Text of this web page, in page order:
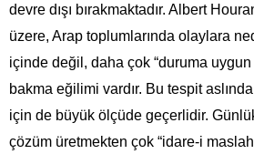
devre dışı bırakmaktadır. Albert
üzere, Arap toplumlarında olaylara
içinde değil, daha çok “duruma uygun
bakma eğilimi vardır. Bu tespit
için de büyük ölçüde geçerlidir.
çözüm üretmekten çok “idare-i